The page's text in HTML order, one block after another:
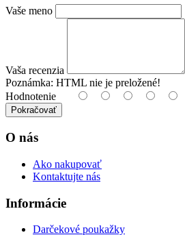
Vaše meno
Vaša recenzia
Poznámka: HTML nie je preložené!
Hodnotenie
Pokračovať
O nás
Ako nakupovať
Kontaktujte nás
Informácie
Darčekové poukažky